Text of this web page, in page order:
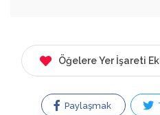
Öğelere Yer İşareti
Paylaşmak